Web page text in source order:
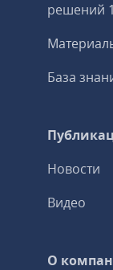
решений
База
Новости
Видео
О